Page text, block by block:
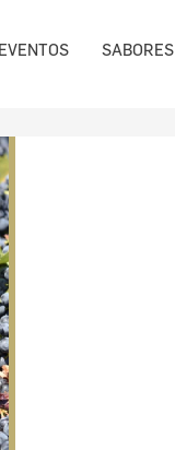
EVENTOS SABORES